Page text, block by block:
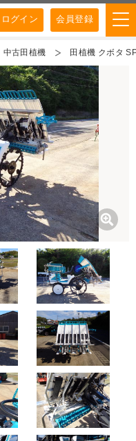
ログイン 会員登録
中古田植機 田植機 クボタ